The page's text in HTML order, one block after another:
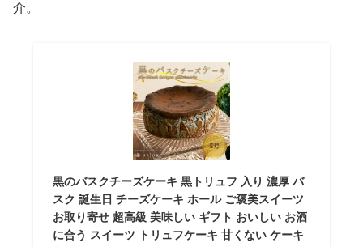
介。
黒のバスクチーズケーキ 黒トリュフ 入り 濃厚 バ
スク 誕生日 チーズケーキ ホール ご褒美スイーツ
お取り寄せ 超高級 美味しい ギフト おいしい お酒
に合う スイーツ トリュフケーキ 甘くない ケーキ